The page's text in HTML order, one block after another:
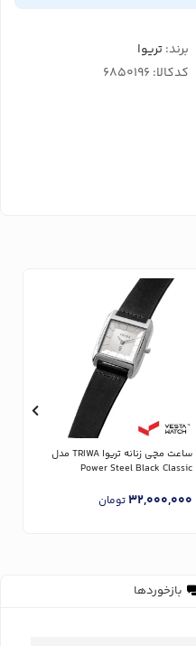
برند:تریوا
کدکالا:
ساعت مچی زنانه تریوا TRIWA مدل
Power Steel Black Classic
32,000,000تومان
بازخوردها